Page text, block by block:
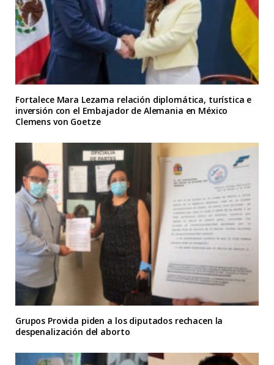
Fortalece Mara Lezama relación diplomática, turística e
inversión con el Embajador de Alemania en México
Clemens von Goetze
Grupos Provida piden a los diputados rechacen la
despenalización del aborto